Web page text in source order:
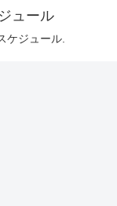
ュール
ケジュール.